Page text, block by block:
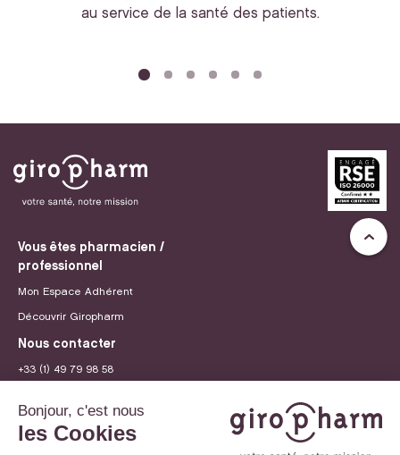
au service de la santé des patients.
Vous êtes pharmacien /
professionnel
Mon Espace Adhérent
Découvrir Giropharm
Nous contacter
+33 (1) 49 79 98 58
Recrutement